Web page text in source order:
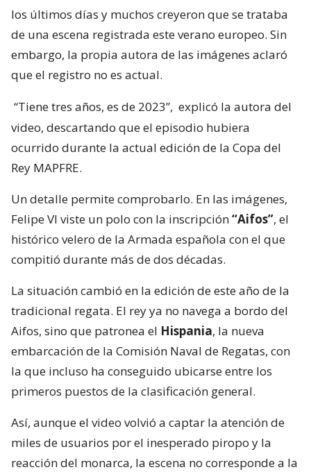
los últimos días y muchos creyeron que se trataba
de una escena registrada este verano europeo. Sin
embargo, la propia autora de las imágenes aclaró
que el registro no es actual.
“Tiene tres años, es de 2023”, explicó la autora del
video, descartando que el episodio hubiera
ocurrido durante la actual edición de la Copa del
Rey MAPFRE.
Un detalle permite comprobarlo. En las imágenes,
Felipe VI viste un polo con la inscripción“Aifos”, el
histórico velero de la Armada española con el que
compitió durante más de dos décadas.
La situación cambió en la edición de este año de la
tradicional regata. El rey ya no navega a bordo del
Aifos, sino que patronea el Hispania, la nueva
embarcación de la Comisión Naval de Regatas, con
la que incluso ha conseguido ubicarse entre los
primeros puestos de la clasificación general.
Así, aunque el video volvió a captar la atención de
miles de usuarios por el inesperado piropo y la
reacción del monarca, la escena no corresponde a la